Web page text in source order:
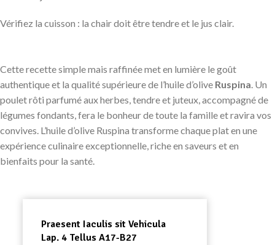
Vérifiez la cuisson : la chair doit être tendre et le jus clair.
Cette recette simple mais raffinée met en lumière le goût
authentique et la qualité supérieure de l’huile d’olive Ruspina. Un
poulet rôti parfumé aux herbes, tendre et juteux, accompagné de
légumes fondants, fera le bonheur de toute la famille et ravira vos
convives. L’huile d’olive Ruspina transforme chaque plat en une
expérience culinaire exceptionnelle, riche en saveurs et en
bienfaits pour la santé.
Praesent Iaculis sit Vehicula
Lap. 4 Tellus A17-B27